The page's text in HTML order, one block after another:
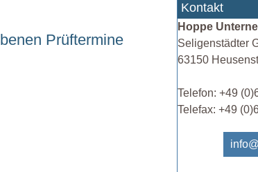
Prüftermine
Kontakt
Hoppe
Seligenstädter
63150
Telefon: +49
Telefax: +49